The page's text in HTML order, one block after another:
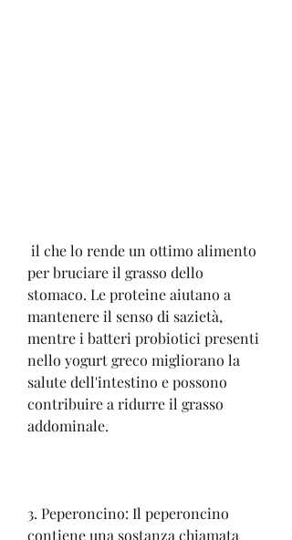
per bruciare il grasso dello
stomaco. Le proteine aiutano a
mantenere il senso di sazietà,
mentre i batteri probiotici presenti
nello yogurt greco migliorano la
salute dell'intestino e possono
contribuire a ridurre il grasso
addominale.
3. Peperoncino: Il peperoncino
contiene una sostanza chiamata